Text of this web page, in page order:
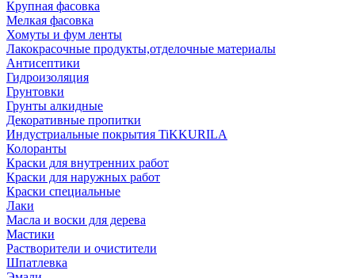
Крупная фасовка
Мелкая фасовка
Хомуты и фум ленты
Лакокрасочные продукты,отделочные материалы
Антисептики
Гидроизоляция
Грунтовки
Грунты алкидные
Декоративные пропитки
Индустриальные покрытия TiKKURILA
Колоранты
Краски для внутренних работ
Краски для наружных работ
Краски специальные
Лаки
Масла и воски для дерева
Мастики
Растворители и очистители
Шпатлевка